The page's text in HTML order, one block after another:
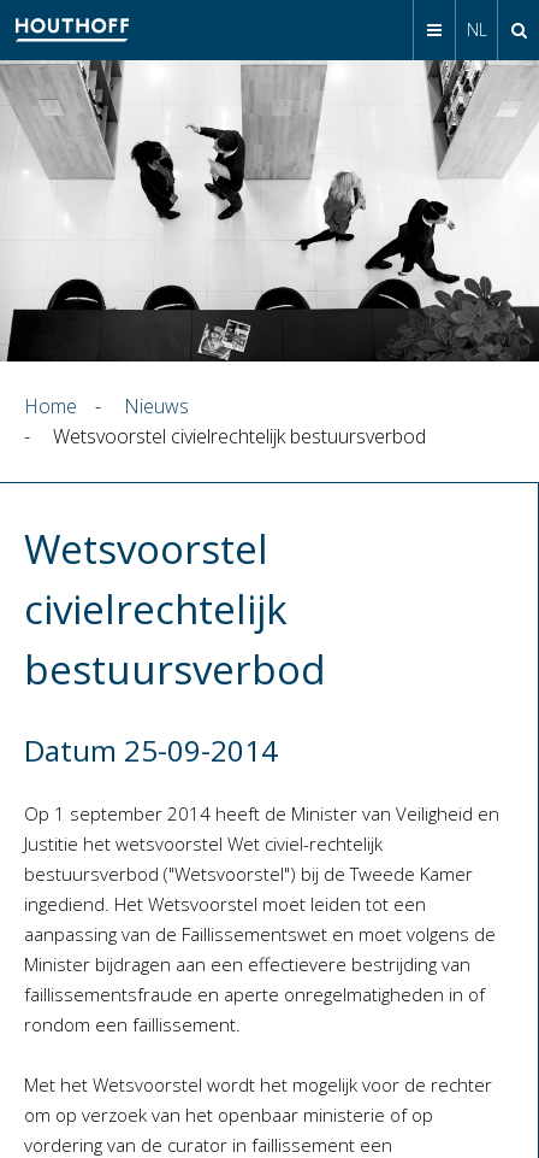
NL
Home -
Nieuws
-
Wetsvoorstel civielrechtelijk bestuursverbod
Wetsvoorstel
civielrechtelijk
bestuursverbod
Datum 25-09-2014
Op 1 september 2014 heeft de Minister van Veiligheid en
Justitie het wetsvoorstel Wet civiel-rechtelijk
bestuursverbod ("Wetsvoorstel") bij de Tweede Kamer
ingediend. Het Wetsvoorstel moet leiden tot een
aanpassing van de Faillissementswet en moet volgens de
Minister bijdragen aan een effectievere bestrijding van
faillissementsfraude en aperte onregelmatigheden in of
rondom een faillissement.
Met het Wetsvoorstel wordt het mogelijk voor de rechter
om op verzoek van het openbaar ministerie of op
vordering van de curator in faillissement een